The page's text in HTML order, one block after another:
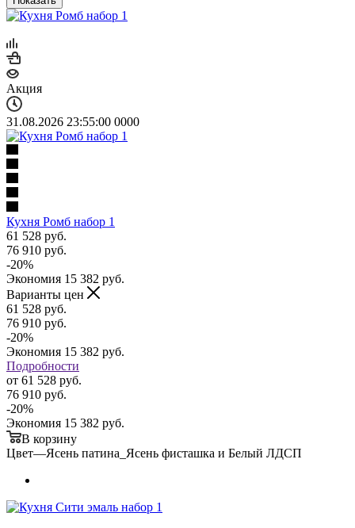
Акция
31.08.2026 23:55:00 0000
Кухня Ромб набор 1
61 528 руб.
76 910 руб.
-20%
Экономия 15 382 руб.
Варианты цен
61 528 руб.
76 910 руб.
-20%
Экономия 15 382 руб.
Подробности
от 61 528 руб.
76 910 руб.
-20%
Экономия 15 382 руб.
В корзину
Цвет—Ясень патина_Ясень фисташка и Белый ЛДСП